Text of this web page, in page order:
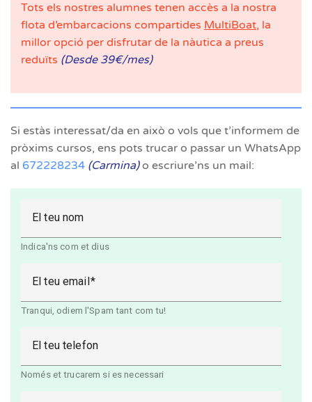
Tots els nostres alumnes tenen accès a la nostra
flota d’embarcacions compartides MultiBoat, la
millor opció per disfrutar de la nàutica a preus
reduïts (Desde 39€/mes)
Si estàs interessat/da en això o vols que t’informem de
pròxims cursos, ens pots trucar o passar un WhatsApp
al 672228234 (Carmina)o escriure’ns un mail:
El teu nom
Indica'ns com et dius
El teu email
Tranqui, odiem l'Spam tant com tu!
El teu telefon
Només et trucarem si es necessari